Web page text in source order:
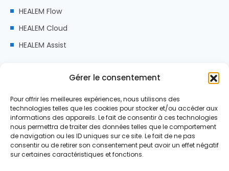
Gérer le consentement
Pour offrir les meilleures expériences, nous utilisons des
technologies telles que les cookies pour stocker et/ou accéder aux
informations des appareils. Le fait de consentir à ces technologies
nous permettra de traiter des données telles que le comportement
de navigation ou les ID uniques sur ce site. Le fait de ne pas
consentir ou de retirer son consentement peut avoir un effet négatif
sur certaines caractéristiques et fonctions.
HEALEM Flow
HEALEM Cloud
HEALEM Assist
ZA Pic Pyrénées Innovation,
65150 Saint-Laurent-De-Neste
Email:Hello@healem.fr
Phone: +33 (0) 5 32 09 28 67